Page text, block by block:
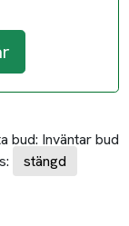
bud: Inväntar bud
stängd